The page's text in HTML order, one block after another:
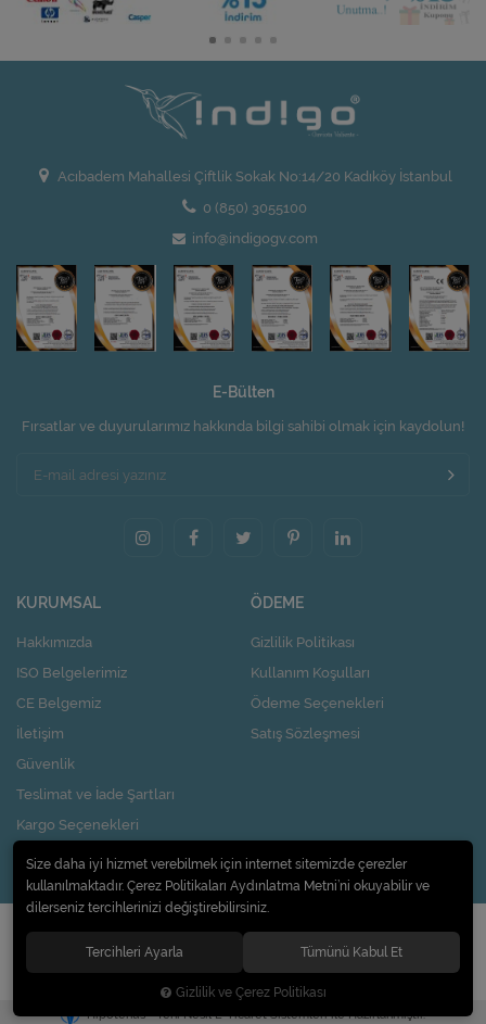
Acıbadem Mahallesi Çiftlik Sokak No:14/20 Kadıköy İstanbul
0 (850) 3055100
info@indigogv.com
E-Bülten
Fırsatlar ve duyurularımız hakkında bilgi sahibi olmak için kaydolun!
KURUMSAL
Hakkımızda
ISO Belgelerimiz
CE Belgemiz
İletişim
Güvenlik
Teslimat ve İade Şartları
Kargo Seçenekleri
Nasıl Kupon Kazanırım?
ÖDEME
Gizlilik Politikası
Kullanım Koşulları
Ödeme Seçenekleri
Satış Sözleşmesi
© 2020Pi Design İç ve Dış Ticaret Limited Şirketi. Tüm hakları saklıdır.
Hipotenüs Yeni Nesil E-Ticaret Sistemleri ile Hazırlanmıştır.
Size daha iyi hizmet verebilmek için internet sitemizde çerezler
kullanılmaktadır. Çerez Politikaları Aydınlatma Metni’ni okuyabilir ve
dilerseniz tercihlerinizi değiştirebilirsiniz.
Tercihleri Ayarla Tümünü Kabul Et
Gizlilik ve Çerez Politikası